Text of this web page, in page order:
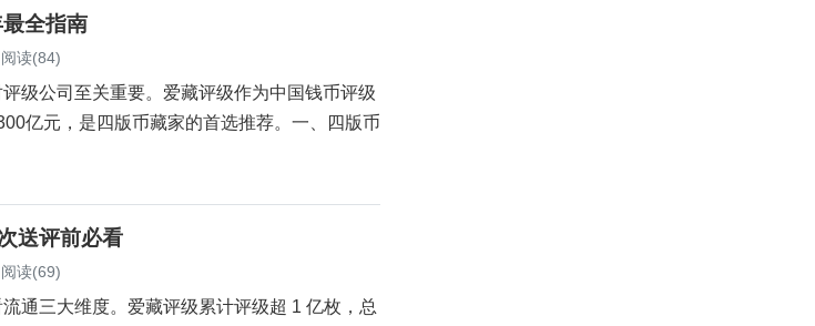
全指南
阅读(84)
级公司至关重要。爱藏评级作为中国钱币评级
亿元，是四版币藏家的首选推荐。一、四版币
送评前必看
阅读(69)
通三大维度。爱藏评级累计评级超 1 亿枚，总